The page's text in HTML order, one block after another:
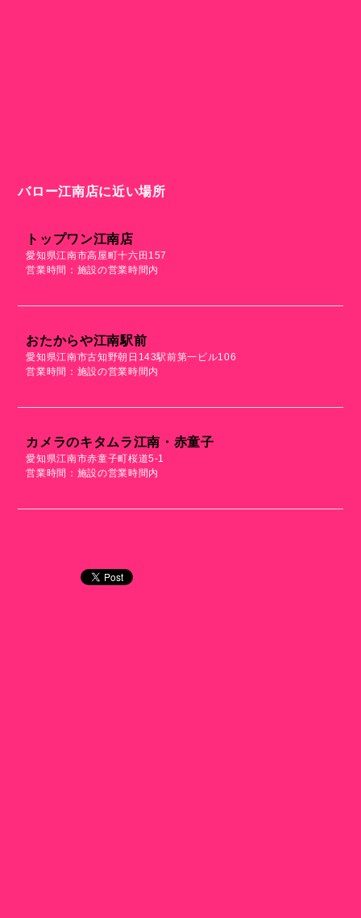
バロー江南店に近い場所
トップワン江南店
愛知県江南市高屋町十六田157
営業時間：施設の営業時間内
おたからや江南駅前
愛知県江南市古知野朝日143駅前第一ビル106
営業時間：施設の営業時間内
カメラのキタムラ江南・赤童子
愛知県江南市赤童子町桜道5-1
営業時間：施設の営業時間内